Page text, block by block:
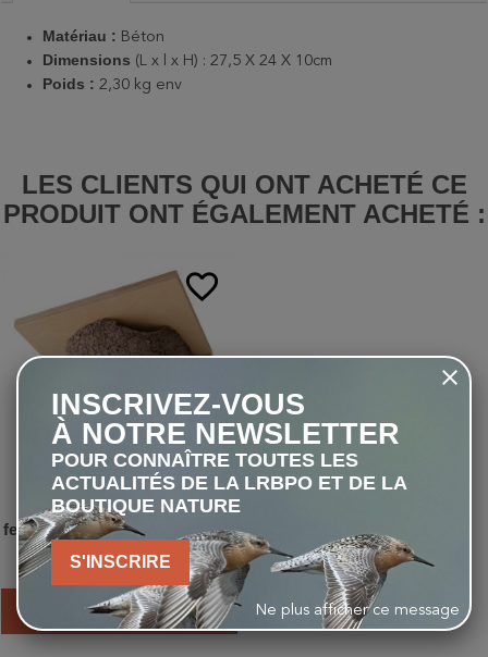
Matériau : Béton
Dimensions (L x l x H) : 27,5 X 24 X 10cm
Poids : 2,30 kg env
LES CLIENTS QUI ONT ACHETÉ CE
PRODUIT ONT ÉGALEMENT ACHETÉ :
favorite_border
Nichoir pour hirondelles de
fenêtre - Simple - Entrée droite
- Bois/Béton de bois
15,00 €
AJOUTER AU PANIER
INSCRIVEZ-VOUS
À NOTRE NEWSLETTER
POUR CONNAÎTRE TOUTES LES
ACTUALITÉS DE LA LRBPO ET DE LA
BOUTIQUE NATURE
S'INSCRIRE
Ne plus afficher ce message